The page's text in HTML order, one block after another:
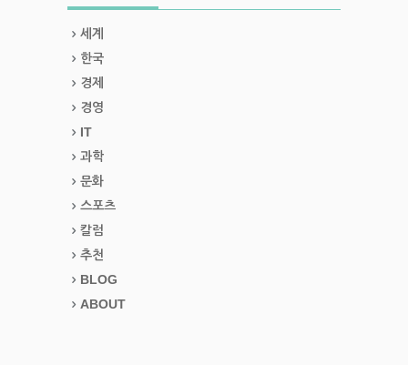
세계
한국
경제
경영
IT
과학
문화
스포츠
칼럼
추천
BLOG
ABOUT